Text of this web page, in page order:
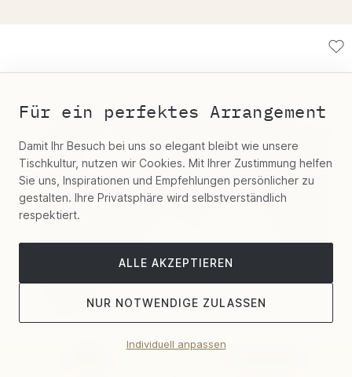
Für ein perfektes Arrangement
Damit Ihr Besuch bei uns so elegant bleibt wie unsere
Tischkultur, nutzen wir Cookies. Mit Ihrer Zustimmung helfen
Sie uns, Inspirationen und Empfehlungen persönlicher zu
gestalten. Ihre Privatsphäre wird selbstverständlich
respektiert.
ALLE AKZEPTIEREN
NUR NOTWENDIGE ZULASSEN
Individuell anpassen